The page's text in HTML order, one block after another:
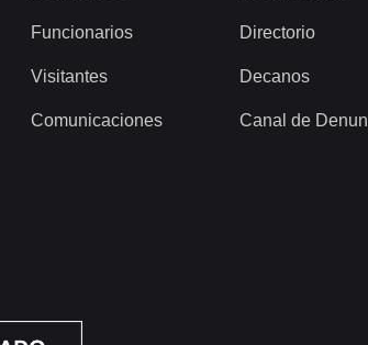
Funcionarios
Visitantes
Comunicaciones
Directorio
Decanos
Canal de